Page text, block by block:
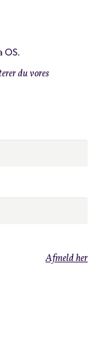
OS.
du vores
Afmeld her